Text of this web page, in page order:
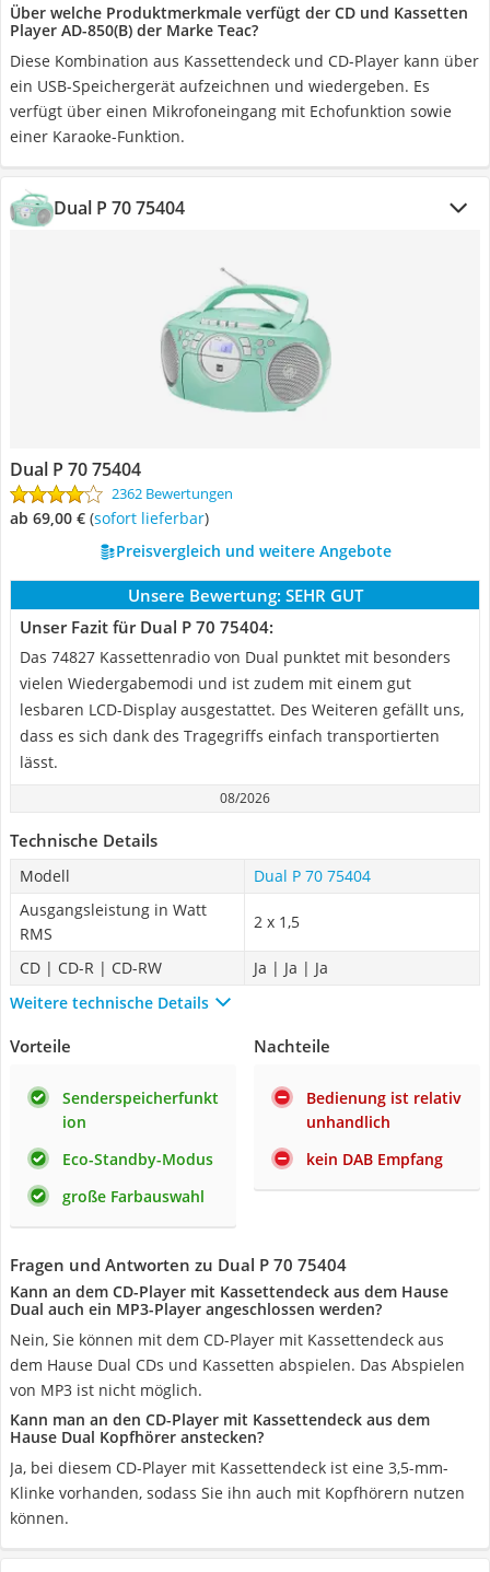
Über welche Produktmerkmale verfügt der CD und Kassetten
Player AD-850(B) der Marke Teac?
Diese Kombination aus Kassettendeck und CD-Player kann über
ein USB-Speichergerät aufzeichnen und wiedergeben. Es
verfügt über einen Mikrofoneingang mit Echofunktion sowie
einer Karaoke-Funktion.
Dual P 70 75404
Dual P 70 75404
2362 Bewertungen
ab 69,00 € ( Sofort lieferbar)
Preisvergleich und weitere Angebote
Unsere Bewertung: SEHR GUT
Unser Fazit für Dual P 70 75404:
Das 74827 Kassettenradio von Dual punktet mit besonders
vielen Wiedergabemodi und ist zudem mit einem gut
lesbaren LCD-Display ausgestattet. Des Weiteren gefällt uns,
dass es sich dank des Tragegriffs einfach transportierten
lässt.
08/2026
Technische Details
Modell
Dual P 70 75404
Ausgangsleistung in Watt
RMS
2 x 1,5
CD | CD-R | CD-RW
Ja | Ja | Ja
Weitere technische Details
Vorteile
Senderspeicherfunkt
ion
Eco-Standby-Modus
große Farbauswahl
Nachteile
Bedienung ist relativ
unhandlich
kein DAB Empfang
Fragen und Antworten zu Dual P 70 75404
Kann an dem CD-Player mit Kassettendeck aus dem Hause
Dual auch ein MP3-Player angeschlossen werden?
Nein, Sie können mit dem CD-Player mit Kassettendeck aus
dem Hause Dual CDs und Kassetten abspielen. Das Abspielen
von MP3 ist nicht möglich.
Kann man an den CD-Player mit Kassettendeck aus dem
Hause Dual Kopfhörer anstecken?
Ja, bei diesem CD-Player mit Kassettendeck ist eine 3,5-mm-
Klinke vorhanden, sodass Sie ihn auch mit Kopfhörern nutzen
können.